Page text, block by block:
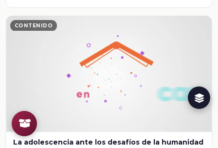
CONTENIDO
La adolescencia ante los desafíos de la humanidad